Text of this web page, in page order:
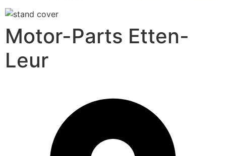
Motor-Parts Etten-
Leur